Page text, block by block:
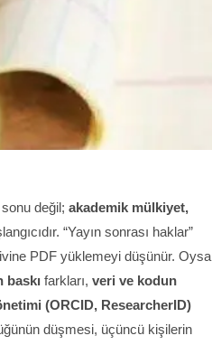
değil; akademik mülkiyet,
“Yayın sonrası haklar”
PDF yüklemeyi düşünür. Oysa
baskı farkları, veri ve kodun
(ORCID, ResearcherID)
düşmesi, üçüncü kişilerin